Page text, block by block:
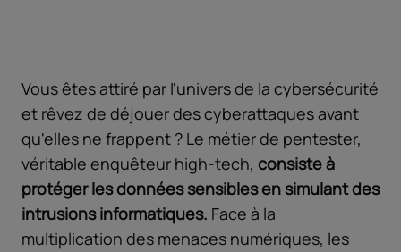
Vous êtes attiré par l'univers de la cybersécurité
et rêvez de déjouer des cyberattaques avant
qu'elles ne frappent ? Le métier de pentester,
véritable enquêteur high-tech, consiste à
protéger les données sensibles en simulant des
intrusions informatiques. Face à la
multiplication des menaces numériques, les